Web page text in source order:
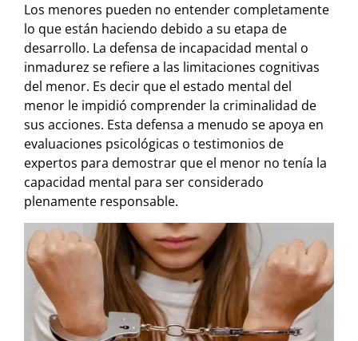
Los menores pueden no entender completamente
lo que están haciendo debido a su etapa de
desarrollo. La defensa de incapacidad mental o
inmadurez se refiere a las limitaciones cognitivas
del menor. Es decir que el estado mental del
menor le impidió comprender la criminalidad de
sus acciones. Esta defensa a menudo se apoya en
evaluaciones psicológicas o testimonios de
expertos para demostrar que el menor no tenía la
capacidad mental para ser considerado
plenamente responsable.